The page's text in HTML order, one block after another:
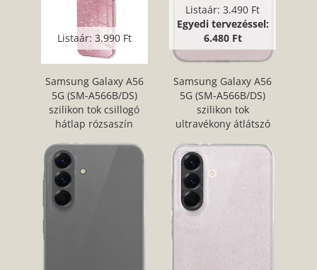
Listaár: 3.990 Ft
Samsung Galaxy A56
5G (SM-A566B/DS)
szilikon tok csillogó
hátlap rózsaszín
Listaár:3.490 Ft
Egyedi tervezéssel:
6.480 Ft
Samsung Galaxy A56
5G (SM-A566B/DS)
szilikon tok
ultravékony átlátszó